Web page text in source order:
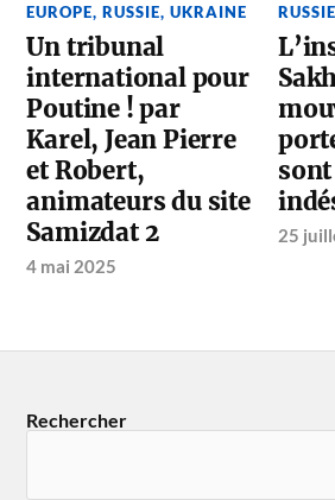
EUROPE,RUSSIE,UKRAINE
Un tribunal
international pour
Poutine ! par
Karel, Jean Pierre
et Robert,
animateurs du site
Samizdat 2
4 mai 2025
RUSSIE
25
Rechercher